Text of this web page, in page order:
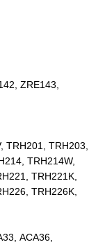
ZRE143,
TRH201, TRH203,
TRH214W,
TRH221K,
TRH226K,
ACA36,